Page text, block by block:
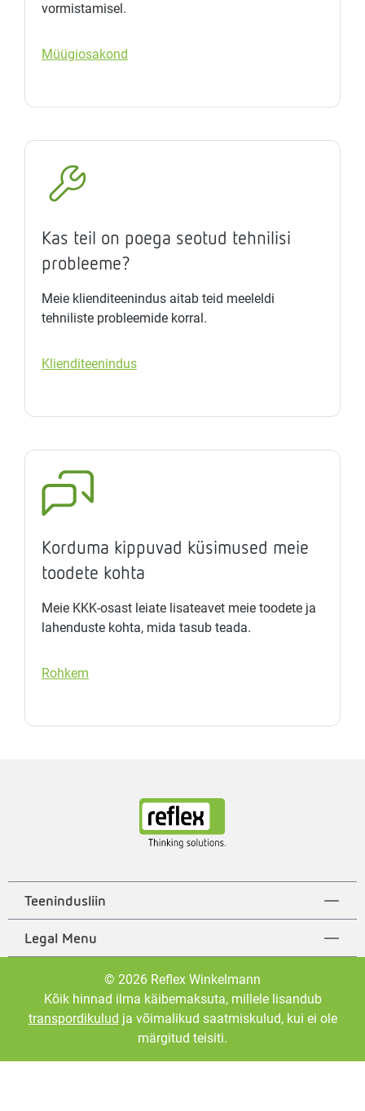
vormistamisel.
Müügiosakond
Kas teil on poega seotud tehnilisi
probleeme?
Meie klienditeenindus aitab teid meeleldi
tehniliste probleemide korral.
Klienditeenindus
Korduma kippuvad küsimused meie
toodete kohta
Meie KKK-osast leiate lisateavet meie toodete ja
lahenduste kohta, mida tasub teada.
Rohkem
Teenindusliin
Legal Menu
© 2026 Reflex Winkelmann
Kõik hinnad ilma käibemaksuta, millele lisandub
transpordikulud ja võimalikud saatmiskulud, kui ei ole
märgitud teisiti.